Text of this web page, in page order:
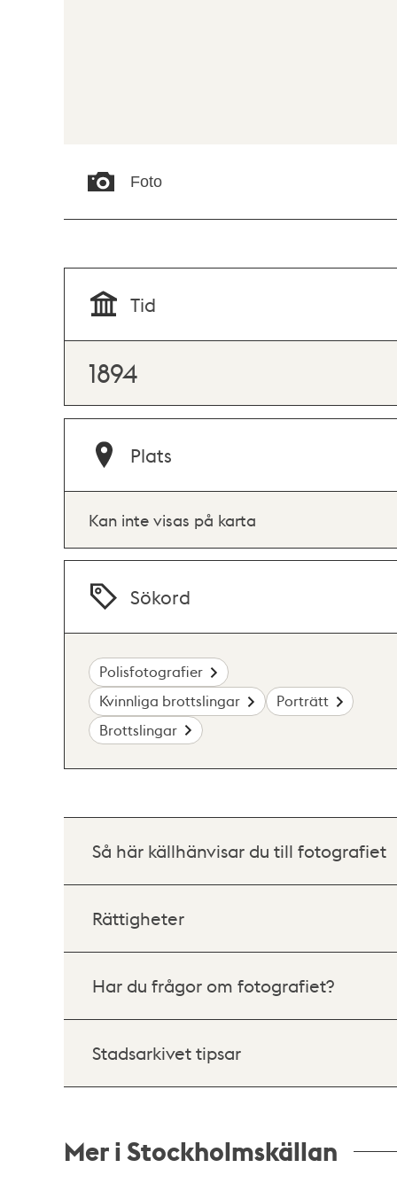
Foto
Tid
1894
Plats
Kan inte visas på karta
Sökord
Polisfotografier
Kvinnliga brottslingar
Porträtt
Brottslingar
Så här källhänvisar du till fotografiet
Rättigheter
Har du frågor om fotografiet?
Stadsarkivet tipsar
Mer i Stockholmskällan